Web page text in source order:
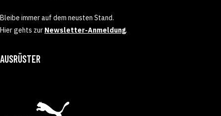
Bleibe immer auf dem neusten Stand.
Hier gehts zur Newsletter-Anmeldung.
AUSRÜSTER